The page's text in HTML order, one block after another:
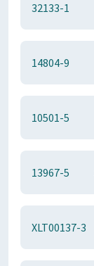
32133-1
14804-9
10501-5
13967-5
XLT00137-3